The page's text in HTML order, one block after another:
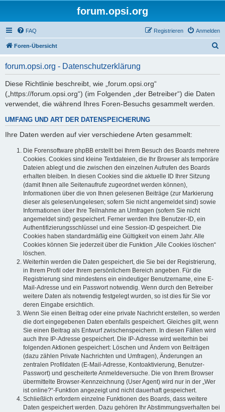
forum.opsi.org
FAQ Anmelden
Registrieren
Foren-Übersicht
forum.opsi.org - Datenschutzerklärung
Diese Richtlinie beschreibt, wie „forum.opsi.org“
(„https://forum.opsi.org“) (im Folgenden „der Betreiber“) die Daten
verwendet, die während Ihres Foren-Besuchs gesammelt werden.
UMFANG UND ART DER DATENSPEICHERUNG
Ihre Daten werden auf vier verschiedene Arten gesammelt:
Die Forensoftware phpBB erstellt bei Ihrem Besuch des Boards mehrere
Cookies. Cookies sind kleine Textdateien, die Ihr Browser als temporäre
Dateien ablegt und die zwischen den einzelnen Aufrufen des Boards
erhalten bleiben. In diesen Cookies sind die aktuelle ID Ihrer Sitzung
(damit Ihnen alle Seitenaufrufe zugeordnet werden können),
Informationen über die von Ihnen gelesenen Beiträge (zur Markierung
dieser als gelesen/ungelesen; sofern Sie nicht angemeldet sind) sowie
Informationen über Ihre Teilnahme an Umfragen (sofern Sie nicht
angemeldet sind) gespeichert. Ferner werden Ihre Benutzer-ID, ein
Authentifizierungsschlüssel und eine Session-ID gespeichert. Die
Cookies haben standardmäßig eine Gültigkeit von einem Jahr. Alle
Cookies können Sie jederzeit über die Funktion „Alle Cookies löschen“
löschen.
Weiterhin werden die Daten gespeichert, die Sie bei der Registrierung,
in Ihrem Profil oder Ihrem persönlichem Bereich angeben. Für die
Registrierung sind mindestens ein eindeutiger Benutzername, eine E-
Mail-Adresse und ein Passwort notwendig. Wenn durch den Betreiber
weitere Daten als notwendig festgelegt wurden, so ist dies für Sie vor
deren Eingabe ersichtlich.
Wenn Sie einen Beitrag oder eine private Nachricht erstellen, so werden
die dort eingegebenen Daten ebenfalls gespeichert. Gleiches gilt, wenn
Sie einen Beitrag als Entwurf zwischenspeichern. In diesen Fällen wird
auch Ihre IP-Adresse gespeichert. Die IP-Adresse wird weiterhin bei
folgenden Aktionen gespeichert: Löschen und Ändern von Beiträgen
(dazu zählen Private Nachrichten und Umfragen), Änderungen an
zentralen Profildaten (E-Mail-Adresse, Kontoaktivierung, Benutzer-
Passwort) und gescheiterte Anmeldeversuche. Die von Ihrem Browser
übermittelte Browser-Kennzeichnung (User Agent) wird nur in der „Wer
ist online?“-Funktion angezeigt und nicht dauerhaft gespeichert.
Schließlich erfordern einzelne Funktionen des Boards, dass weitere
Daten gespeichert werden. Dazu gehören Ihr Abstimmungsverhalten bei